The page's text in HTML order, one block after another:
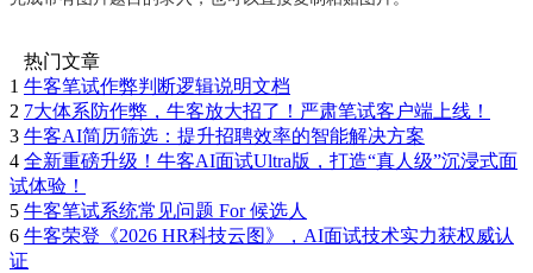
热门文章
1 牛客笔试作弊判断逻辑说明文档
2 7大体系防作弊，牛客放大招了！严肃笔试客户端上线！
3 牛客AI简历筛选：提升招聘效率的智能解决方案
4 全新重磅升级！牛客AI面试Ultra版，打造“真人级”沉浸式面
试体验！
5 牛客笔试系统常见问题 For 候选人
6 牛客荣登《2026 HR科技云图》，AI面试技术实力获权威认
证